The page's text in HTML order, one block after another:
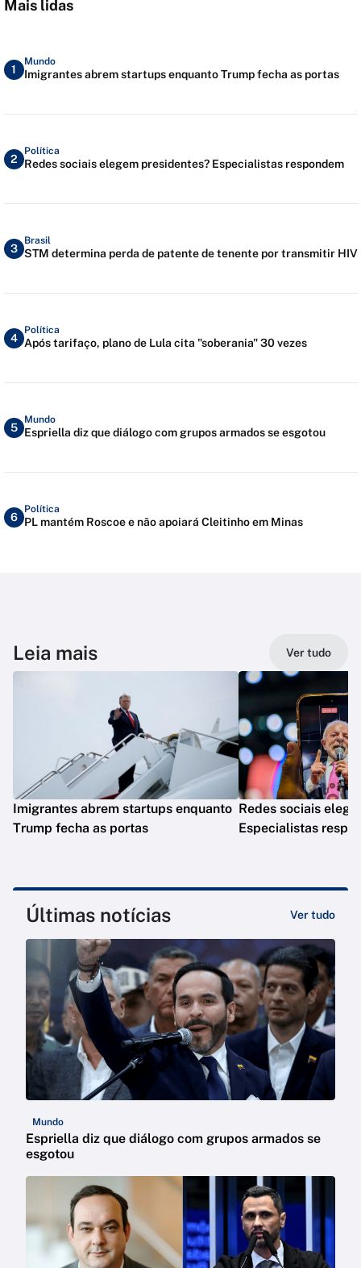
Mais lidas
1
Mundo
Imigrantes abrem startups enquanto Trump fecha as portas
2
Política
Redes sociais elegem presidentes? Especialistas respondem
3
Brasil
STM determina perda de patente de tenente por transmitir HIV
4
Política
Após tarifaço, plano de Lula cita "soberania" 30 vezes
5
Mundo
Espriella diz que diálogo com grupos armados se esgotou
6
Política
PL mantém Roscoe e não apoiará Cleitinho em Minas
Leia mais Ver tudo
Imigrantes abrem startups enquanto
Trump fecha as portas
Redes sociais
Especialistas
Últimas notícias Ver tudo
Mundo
Espriella diz que diálogo com grupos armados se
esgotou